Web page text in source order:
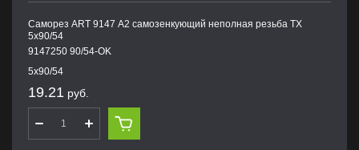
Саморез ART 9147 А2 самозенкующий неполная резьба TX
5х90/54
9147250 90/54-OK
5х90/54
19.21 руб.